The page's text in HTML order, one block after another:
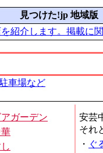
見つけた!jp 地域版
紹介します。掲載に
車場など
アガーデン
安芸
それ
・ ぐ